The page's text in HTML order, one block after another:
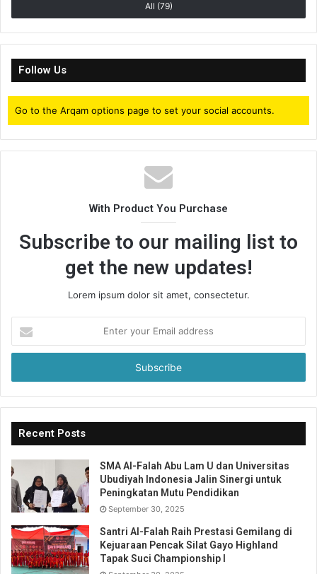
All (79)
Follow Us
Go to the Arqam options page to set your social accounts.
With Product You Purchase
Subscribe to our mailing list to
get the new updates!
Lorem ipsum dolor sit amet, consectetur.
your
Email
Recent Posts
SMA Al-Falah Abu Lam U dan Universitas
Ubudiyah Indonesia Jalin Sinergi untuk
Peningkatan Mutu Pendidikan
September 30, 2025
Santri Al-Falah Raih Prestasi Gemilang di
Kejuaraan Pencak Silat Gayo Highland
Tapak Suci Championship I